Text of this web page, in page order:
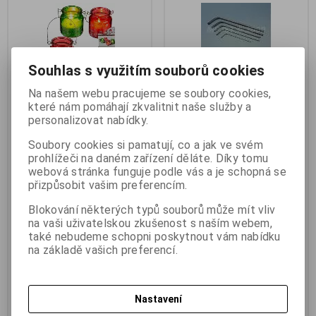
Vánoční svíčka s kovovým
Výrobce:Out of the blue KG
Katalogové číslo: g_oo960255
Záruka (měsíců):24
Termín dodání (dny):skladem
Hmotnost:0,2 kg
EAN:4029811374427
Vánoční svíčka s kovovým
ouškem 6x6,5cm 960255.
motivem se může stát skvělou a
originální zimní dekorací i u vás
Katalogové číslo:j_04225
Záruka (měsíců): 24
Termín dodání (dny):skladem
Skladem:
EAN:3005
MPJet 0900 Klíč Imbus 1.5mm
Ocelové zušlechtěné imbus klíče
o rozměru šestihranu 1,5 mm
Souhlas s využitím souborů cookies
Na našem webu pracujeme se soubory cookies,
které nám pomáhají zkvalitnit naše služby a
personalizovat nabídky.
Soubory cookies si pamatují, co a jak ve svém
prohlížeči na daném zařízení děláte. Díky tomu
webová stránka funguje podle vás a je schopná se
přizpůsobit vašim preferencím.
Blokování některých typů souborů může mít vliv
na vaši uživatelskou zkušenost s naším webem,
také nebudeme schopni poskytnout vám nabídku
na základě vašich preferencí.
Nastavení